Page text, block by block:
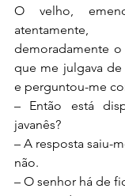
O velho,
demoradamente
que me julgava
e perguntou-me
– Então está
javanês?
– A resposta saiu-
não.
– O senhor há de